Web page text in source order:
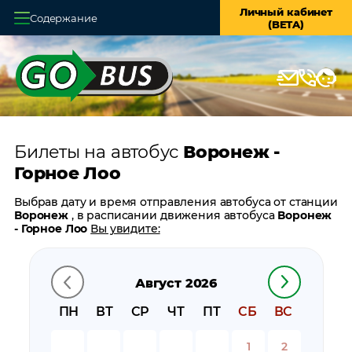
Содержание
Личный кабинет
(BETA)
Главная
О системе
Оплата и доставка
Возврат билетов
Заказ автобуса
Контакты
Билеты на автобус Воронеж -
Горное Лоо
Август 2026
ПН
ВТ СР ЧТ ПТ СБ ВС
1 2
Выбрав дату и время отправления автобуса от станции
Воронеж , в расписании движения автобусаВоронеж
- Горное Лоо Вы увидите:
время прибытия
время в пути
цену билета